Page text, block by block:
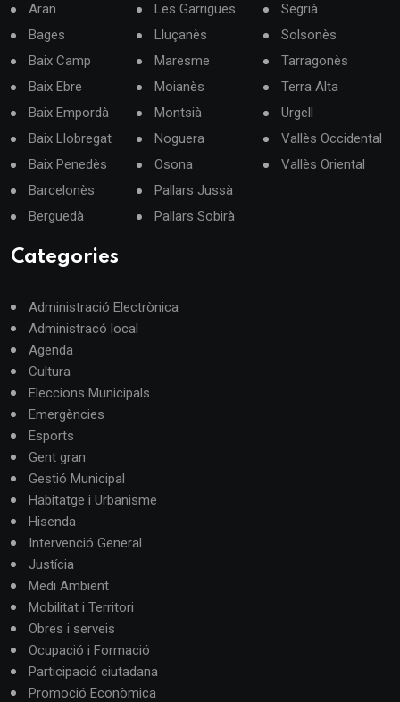
Aran
Bages
Baix Camp
Baix Ebre
Baix Empordà
Baix Llobregat
Baix Penedès
Barcelonès
Berguedà
Les Garrigues
Lluçanès
Maresme
Moianès
Montsià
Noguera
Osona
Pallars Jussà
Pallars Sobirà
Segrià
Solsonès
Tarragonès
Terra Alta
Urgell
Vallès Occidental
Vallès Oriental
Categories
Administració Electrònica
Administracó local
Agenda
Cultura
Eleccions Municipals
Emergències
Esports
Gent gran
Gestió Municipal
Habitatge i Urbanisme
Hisenda
Intervenció General
Justícia
Medi Ambient
Mobilitat i Territori
Obres i serveis
Ocupació i Formació
Participació ciutadana
Promoció Econòmica